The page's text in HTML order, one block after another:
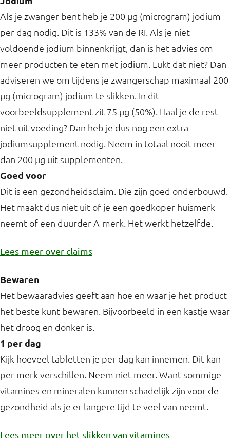
Als je zwanger bent heb je 200 µg (microgram) jodium
per dag nodig. Dit is 133% van de RI. Als je niet
voldoende jodium binnenkrijgt, dan is het advies om
meer producten te eten met jodium. Lukt dat niet? Dan
adviseren we om tijdens je zwangerschap maximaal 200
µg (microgram) jodium te slikken. In dit
voorbeeldsupplement zit 75 µg (50%). Haal je de rest
niet uit voeding? Dan heb je dus nog een extra
jodiumsupplement nodig. Neem in totaal nooit meer
dan 200 µg uit supplementen.
Goed voor
Dit is een gezondheidsclaim. Die zijn goed onderbouwd.
Het maakt dus niet uit of je een goedkoper huismerk
neemt of een duurder A-merk. Het werkt hetzelfde.
Lees meer over claims
Bewaren
Het bewaaradvies geeft aan hoe en waar je het product
het beste kunt bewaren. Bijvoorbeeld in een kastje waar
het droog en donker is.
1 per dag
Kijk hoeveel tabletten je per dag kan innemen. Dit kan
per merk verschillen. Neem niet meer. Want sommige
vitamines en mineralen kunnen schadelijk zijn voor de
gezondheid als je er langere tijd te veel van neemt.
Lees meer over het slikken van vitamines